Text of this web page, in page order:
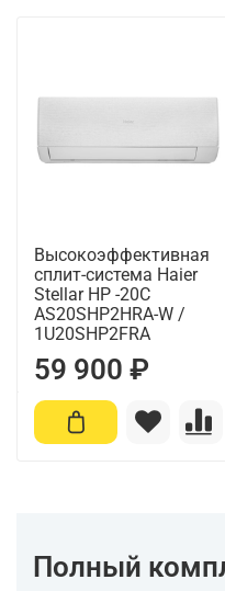
Высокоэффективная
сплит-система Haier
Stellar HP -20С
AS20SHP2HRA-W /
1U20SHP2FRA
59 900 ₽
Полный